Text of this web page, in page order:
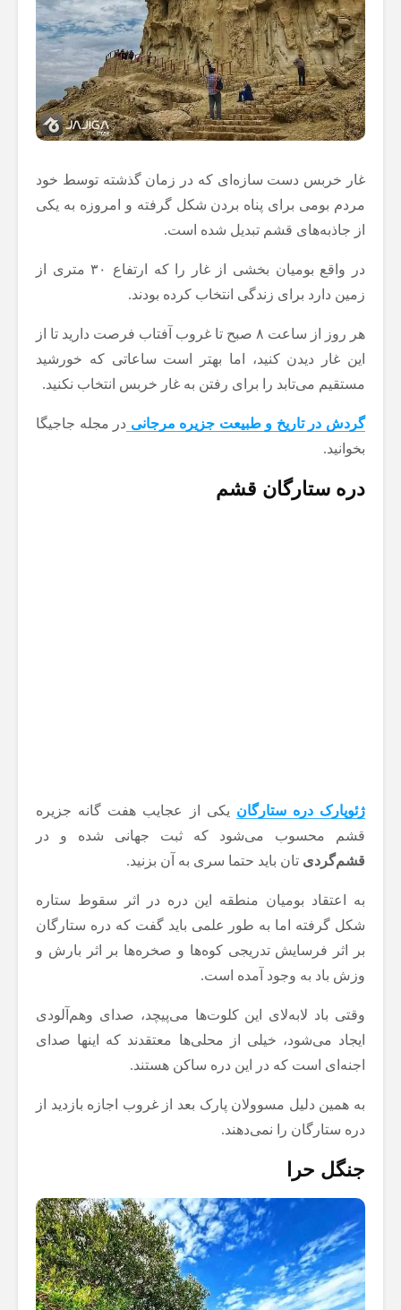
غار خربس دست سازه‌ای که در زمان گذشته توسط خود
مردم بومی برای پناه بردن شکل گرفته و امروزه به یکی
از جاذبه‌های قشم تبدیل شده است.
در واقع بومیان بخشی از غار را که ارتفاع ۳۰ متری از
زمین دارد برای زندگی انتخاب کرده بودند.
هر روز از ساعت ۸ صبح تا غروب آفتاب فرصت دارید تا از
این غار دیدن کنید، اما بهتر است ساعاتی که خورشید
مستقیم می‌تابد را برای رفتن به غار خربس انتخاب نکنید.
گردش در تاریخ و طبیعت جزیره مرجانی در مجله جاجیگا
بخوانید.
دره ستارگان قشم
ژئوپارک دره ستارگان یکی از عجایب هفت گانه جزیره
قشم محسوب می‌شود که ثبت جهانی شده و در
قشم‌گردی ‌تان باید حتما سری به آن بزنید.
به اعتقاد بومیان منطقه این دره در اثر سقوط ستاره
شکل گرفته اما به طور علمی باید گفت که دره ستارگان
بر اثر فرسایش تدریجی کوه‌ها و صخره‌ها بر اثر بارش و
وزش باد به ‌وجود آمده است.
وقتی باد لابه‌لای این کلوت‌ها می‌پیچد، صدای وهم‌آلودی
ایجاد می‌شود، خیلی از محلی‌ها معتقدند که اینها صدای
اجنه‌ای است که در این دره ساکن هستند.
به همین دلیل مسوولان پارک بعد از غروب اجازه بازدید از
دره ستارگان را نمی‌دهند.
جنگل حرا